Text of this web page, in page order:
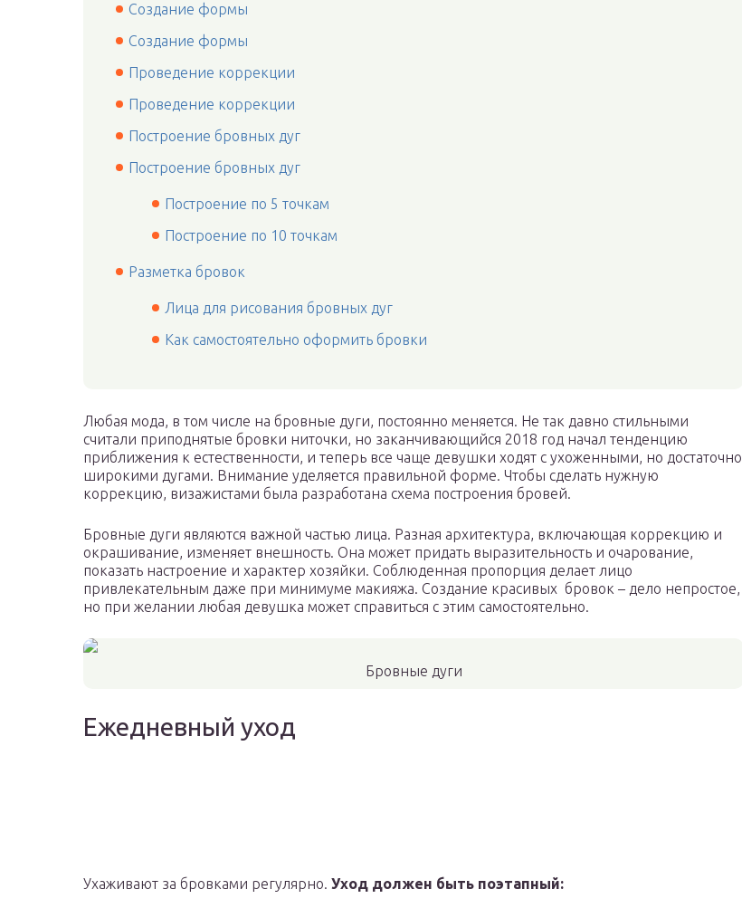
Создание формы
Создание формы
Проведение коррекции
Проведение коррекции
Построение бровных дуг
Построение бровных дуг
Построение по 5 точкам
Построение по 10 точкам
Разметка бровок
Лица для рисования бровных дуг
Как самостоятельно оформить бровки
Любая мода, в том числе на бровные дуги, постоянно меняется. Не так давно стильными
считали приподнятые бровки ниточки, но заканчивающийся 2018 год начал тенденцию
приближения к естественности, и теперь все чаще девушки ходят с ухоженными, но достаточно
широкими дугами. Внимание уделяется правильной форме. Чтобы сделать нужную
коррекцию, визажистами была разработана схема построения бровей.
Бровные дуги являются важной частью лица. Разная архитектура, включающая коррекцию и
окрашивание, изменяет внешность. Она может придать выразительность и очарование,
показать настроение и характер хозяйки. Соблюденная пропорция делает лицо
привлекательным даже при минимуме макияжа. Создание красивых бровок – дело непростое,
но при желании любая девушка может справиться с этим самостоятельно.
Бровные дуги
Ежедневный уход
Ухаживают за бровками регулярно. Уход должен быть поэтапный: